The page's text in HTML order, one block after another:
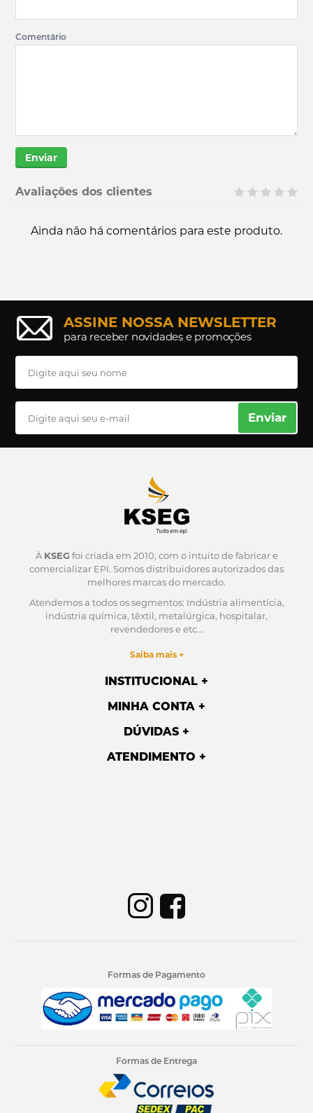
Comentário
Enviar
Avaliações dos clientes
Ainda não há comentários para este produto.
ASSINE NOSSA NEWSLETTER
para receber novidades e promoções
Enviar
À KSEG foi criada em 2010, com o intuito de fabricar e
comercializar EPI. Somos distribuidores autorizados das
melhores marcas do mercado.
Atendemos a todos os segmentos: Indústria alimentícia,
indústria química, têxtil, metalúrgica, hospitalar,
revendedores e etc...
Saiba mais +
INSTITUCIONAL
MINHA CONTA
DÚVIDAS
ATENDIMENTO
Formas de Pagamento
Formas de Entrega